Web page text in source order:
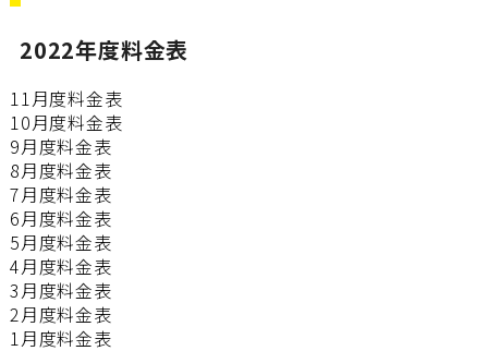
2022年度料金表
11月度料金表
10月度料金表
9月度料金表
8月度料金表
7月度料金表
6月度料金表
5月度料金表
4月度料金表
3月度料金表
2月度料金表
1月度料金表